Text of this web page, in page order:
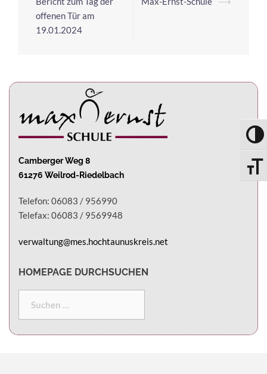
offenen Tür am
19.01.2024
Camberger Weg 8
61276 Weilrod-Riedelbach
Telefon: 06083 / 956990
Telefax: 06083 / 9569948
verwaltung@mes.hochtaunuskreis.net
HOMEPAGE DURCHSUCHEN